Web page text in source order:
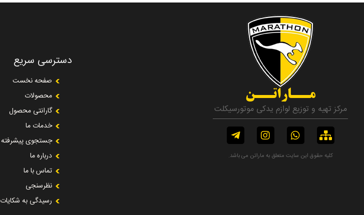
مــاراتــن
مرکز تهیه و توزیع لوازم یدکی موتورسیکلت
کلیه حقوق این سایت متعلق به ماراتن می باشد.
دسترسی سریع
صفحه نخست
محصولات
گارانتی محصول
خدمات ما
جستجوی پیشرفته
درباره ما
تماس با ما
نظرسنجی
رسیدگی به شکایات